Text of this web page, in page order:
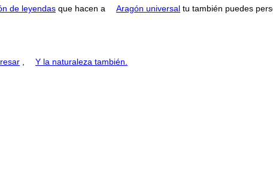
de leyendas que hacen a Aragón universal tu también puedes
Y la naturaleza también.